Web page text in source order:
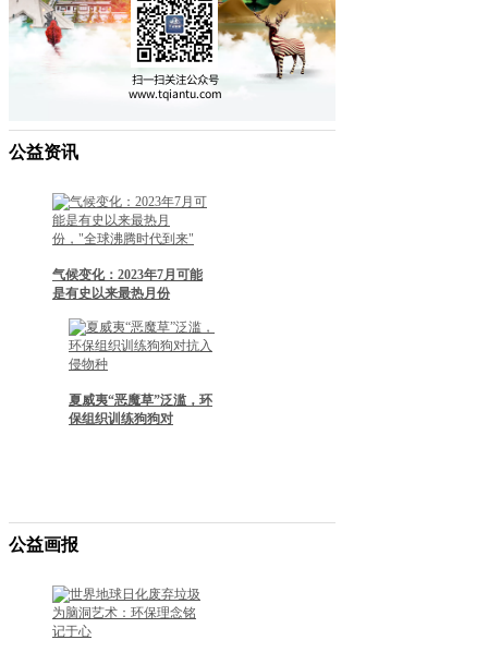
公益资讯
气候变化：2023年7月可能
是有史以来最热月份
夏威夷“恶魔草”泛滥，环
保组织训练狗狗对
•去高原，邂逅那一抹清凉的蓝
公益画报